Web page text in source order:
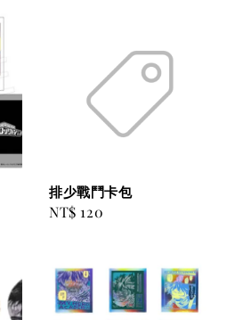
排少戰鬥卡包
Regular
NT$ 120